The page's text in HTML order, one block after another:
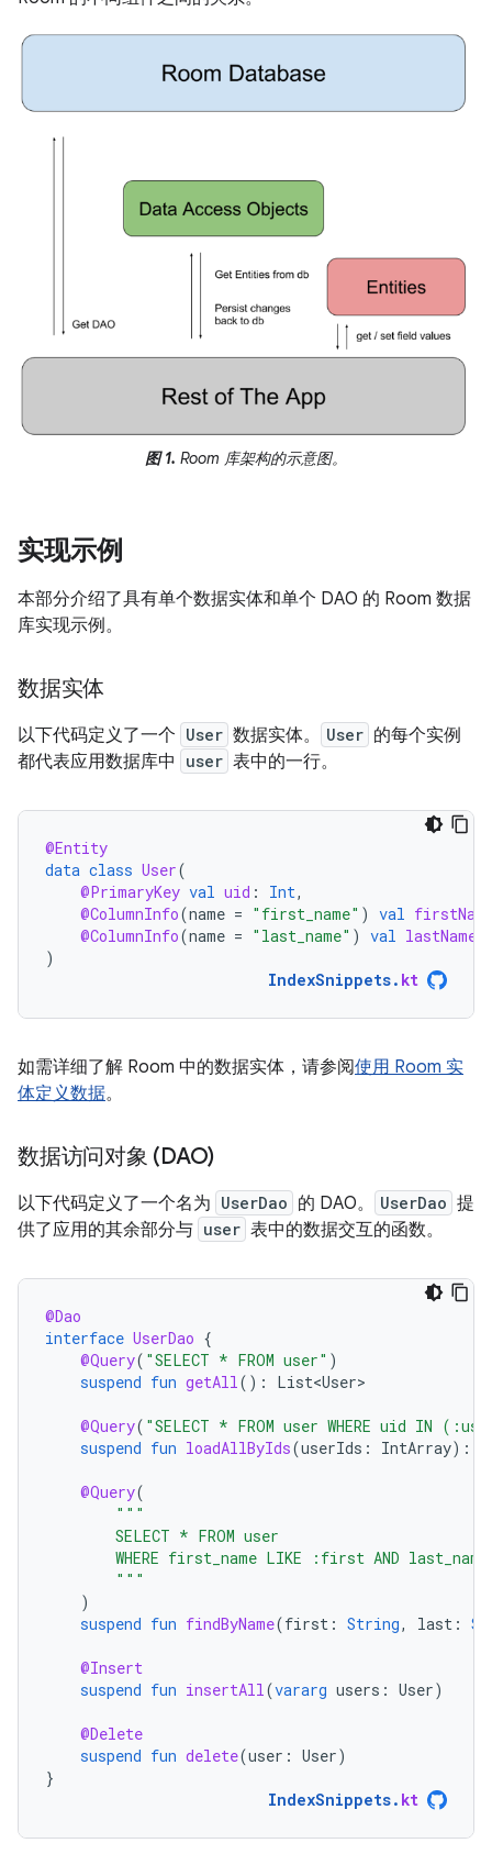
图 1. Room 库架构的示意图。
实现示例
本部分介绍了具有单个数据实体和单个 DAO 的 Room 数据
库实现示例。
数据实体
以下代码定义了一个 User 数据实体。 User 的每个实例
都代表应用数据库中
user 表中的一行。
@Entity
data class User(
@PrimaryKey val uid : Int,
@ColumnInfo(name = "first_name" ) val
@ColumnInfo(name = "last_name" ) val lastName
)
IndexSnippets. kt
如需详细了解 Room 中的数据实体，请参阅使用 Room 实
体定义数据。
数据访问对象 (DAO)
以下代码定义了一个名为 UserDao 的 DAO。 UserDao 提
供了应用的其余部分与 user 表中的数据交互的函数。
@Dao
interface UserDao {
@Query( "SELECT * FROM user" )
suspend fun getAll (): List<User>
@Query( "SELECT * FROM user WHERE uid IN
suspend fun loadAllByIds(userIds : IntArray):
@Query(
"""
        SELECT * FROM user
WHERE first_name LIKE :first AND
        """
)
suspend fun findByName(first : String, last :
@Insert
suspend fun insertAll (vararg users : User)
@Delete
suspend fun delete(user : User)
}
IndexSnippets. kt